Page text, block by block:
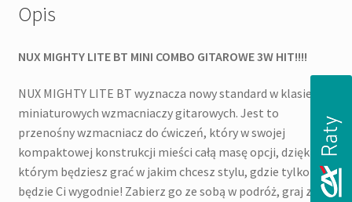
Opis
NUX MIGHTY LITE BT MINI COMBO GITAROWE 3W HIT!!!!
NUX MIGHTY LITE BT wyznacza nowy standard w klasie
miniaturowych wzmacniaczy gitarowych. Jest to
przenośny wzmacniacz do ćwiczeń, który w swojej
kompaktowej konstrukcji mieści całą masę opcji, dzięki
którym będziesz grać w jakim chcesz stylu, gdzie tylko
będzie Ci wygodnie! Zabierz go ze sobą w podróż, graj z